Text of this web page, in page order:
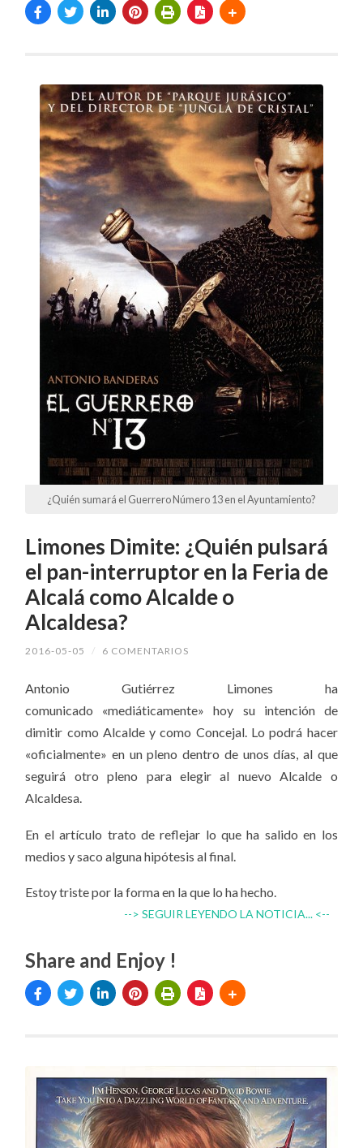
¿Quién sumará el Guerrero Número 13 en el Ayuntamiento?
Limones Dimite: ¿Quién pulsará
el pan-interruptor en la Feria de
Alcalá como Alcalde o
Alcaldesa?
2016-05-05 / 6 COMENTARIOS
Antonio Gutiérrez Limones ha
comunicado «mediáticamente» hoy su intención de
dimitir como Alcalde y como Concejal. Lo podrá hacer
«oficialmente» en un pleno dentro de unos días, al que
seguirá otro pleno para elegir al nuevo Alcalde o
Alcaldesa.
En el artículo trato de reflejar lo que ha salido en los
medios y saco alguna hipótesis al final.
Estoy triste por la forma en la que lo ha hecho.
--> SEGUIR LEYENDO LA NOTICIA... <--
Share and Enjoy !